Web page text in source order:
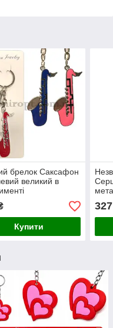
брелок Саксафон
великий в
Купити
327